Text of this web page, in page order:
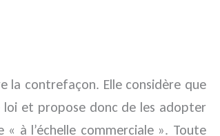
la contrefaçon. Elle considère que
loi et propose donc de les adopter
à l’échelle commerciale ». Toute